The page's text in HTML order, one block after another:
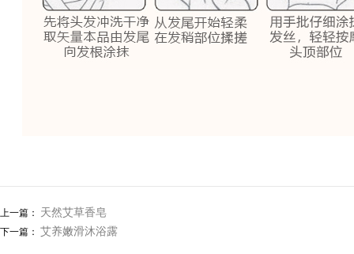
上一篇： 天然艾草香皂
下一篇： 艾养嫩滑沐浴露